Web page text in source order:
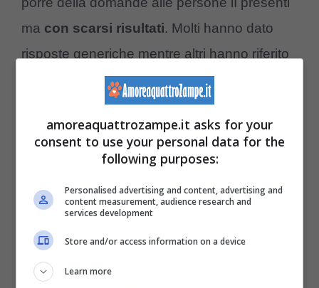
ma con scarsi risultati. Molti hanno dato
risposte generiche mentre altri hanno riferito
agli agenti di aver ricevuto un regalo da un
amico. Non convinti delle loro parole, le forze
dell’ordine hanno effettuato una ricerca per
un’eventuale lettura del
Potrebbe interessarti anche:
di notte da insolito trio, le telecamere
riprendono tutto – VIDEO
amoreaquattrozampe.it asks for your
consent to use your personal data for the
following purposes:
Personalised advertising and content, advertising and
content measurement, audience research and
services development
Store and/or access information on a device
Learn more